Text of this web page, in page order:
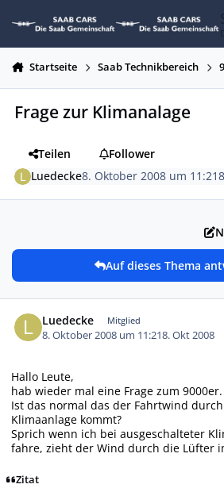
Startseite Saab Technikbereich
Frage zur Klimanalage
Teilen
Follower
Luedecke8. Oktober 2008 um 11:21
Auf dieses Thema
Luedecke Mitglied
8. Oktober 2008 um 11:218. Okt 2008
Hallo Leute,
hab wieder mal eine Frage zum 9000er.
Ist das normal das der Fahrtwind
Klimaanlage kommt?
Sprich wenn ich bei ausgeschalteter
fahre, zieht der Wind durch die Lüfter
Zitat